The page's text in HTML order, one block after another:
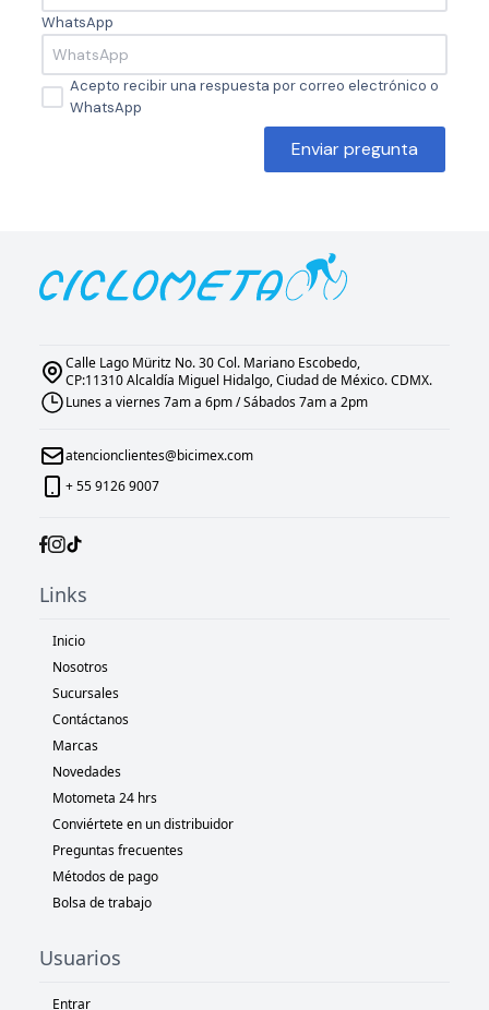
WhatsApp
Acepto recibir una respuesta por correo electrónico o
WhatsApp
Enviar pregunta
Calle Lago Müritz No. 30 Col. Mariano Escobedo,
CP:11310 Alcaldía Miguel Hidalgo, Ciudad de México. CDMX.
Lunes a viernes 7am a 6pm / Sábados 7am a 2pm
atencionclientes@bicimex.com
+ 55 9126 9007
Links
Inicio
Nosotros
Sucursales
Contáctanos
Marcas
Novedades
Motometa 24 hrs
Conviértete en un distribuidor
Preguntas frecuentes
Métodos de pago
Bolsa de trabajo
Usuarios
Entrar